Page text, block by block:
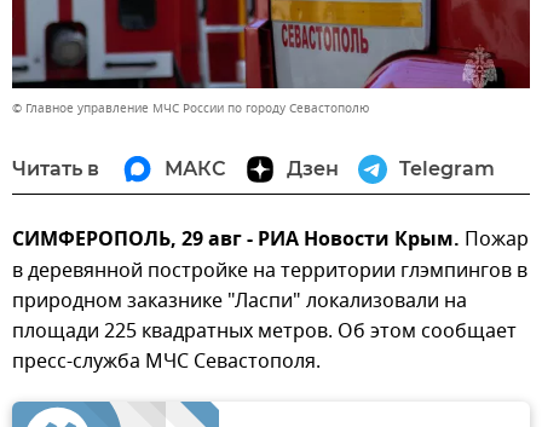
© Главное управление МЧС России по городу Севастополю
Читать в МАКС Дзен Telegram
СИМФЕРОПОЛЬ, 29 авг - РИА Новости Крым. Пожар
в деревянной постройке на территории глэмпингов в
природном заказнике "Ласпи" локализовали на
площади 225 квадратных метров. Об этом сообщает
пресс-служба МЧС Севастополя.